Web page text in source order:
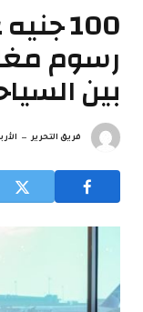
100
رسوم
بين
فريق التحرير الأربعاء 03